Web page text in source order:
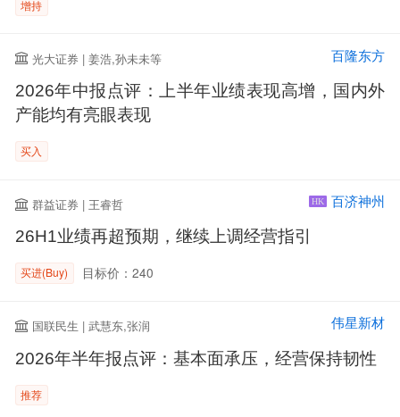
增持
光大证券 | 姜浩,孙未未等 百隆东方
2026年中报点评：上半年业绩表现高增，国内外
产能均有亮眼表现
买入
群益证券 | 王睿哲 HK 百济神州
26H1业绩再超预期，继续上调经营指引
买进(Buy) 目标价：240
国联民生 | 武慧东,张润 伟星新材
2026年半年报点评：基本面承压，经营保持韧性
推荐